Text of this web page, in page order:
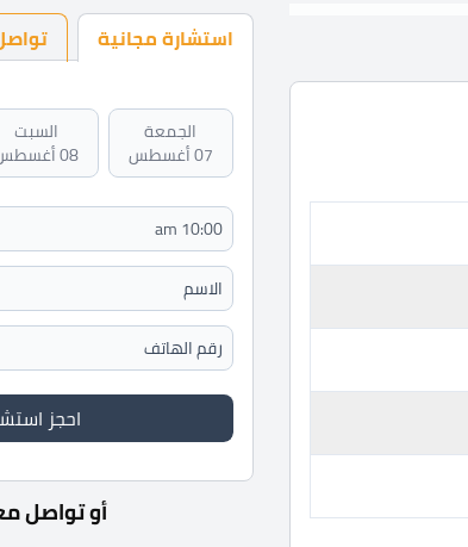
استشارة مجانية
الجمعة
07 أغسطس
السبت
08 أغسطس
احجز
أو تواصل